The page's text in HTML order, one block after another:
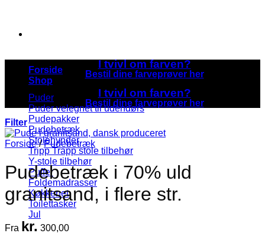
Forside
Shop
Puder
Puder velegnet til udendørs
Pudepakker
Pudebetræk
Stolehynder
Tripp Trapp stole tilbehør
Y-stole tilbehør
Puffer
Foldemadrasser
Køkkenet
Toilettasker
Jul
I tvivl om farven?
Bestil dine farveprøver her
I tvivl om farven?
Bestil dine farveprøver her
Filter
Forside / Pudebetræk
Pudebetræk i 70% uld
granitsand, i flere str.
Fra kr. 300,00